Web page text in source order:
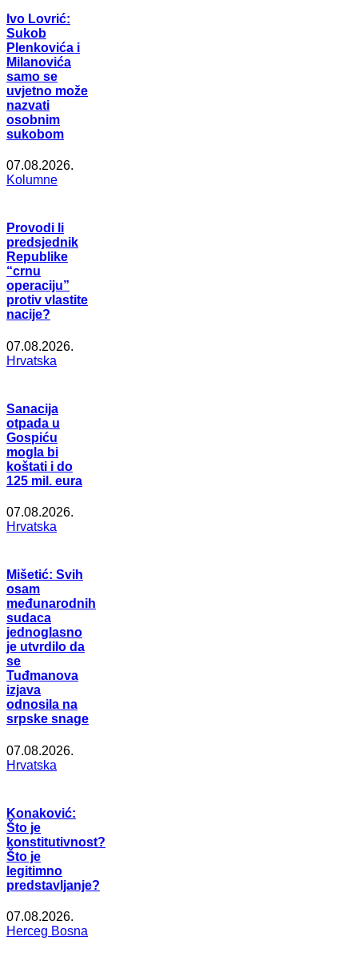
Ivo Lovrić:
Sukob
Plenkovića i
Milanovića
samo se
uvjetno može
nazvati
osobnim
sukobom
07.08.2026.
Kolumne
Provodi li
predsjednik
Republike
“crnu
operaciju”
protiv vlastite
nacije?
07.08.2026.
Hrvatska
Sanacija
otpada u
Gospiću
mogla bi
koštati i do
125 mil. eura
07.08.2026.
Hrvatska
Mišetić: Svih
osam
međunarodnih
sudaca
jednoglasno
je utvrdilo da
se
Tuđmanova
izjava
odnosila na
srpske snage
07.08.2026.
Hrvatska
Konaković:
Što je
konstitutivnost?
Što je
legitimno
predstavljanje?
07.08.2026.
Herceg Bosna